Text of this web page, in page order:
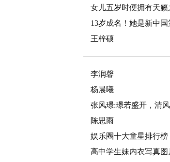
女儿五岁时便拥有天
13岁成名！她是新中
王梓硕
李润馨
杨晨曦
张风璟:璟若盛开，清
陈思雨
娱乐圈十大童星排行
高中学生妹内衣写真图